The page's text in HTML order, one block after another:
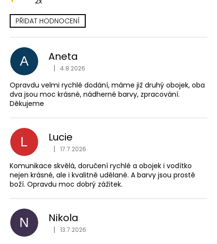
PŘIDAT HODNOCENÍ
V
ý
p
i
s
h
o
d
n
o
c
e
n
í
A Aneta
Hodnocení
| 4.8.2026
Opravdu velmi rychlé dodání, máme již druhý obojek, oba
dva jsou moc krásné, nádherné barvy, zpracování.
Děkujeme
L Lucie
Hodnocení
| 17.7.2026
Komunikace skvělá, doručení rychlé a obojek i vodítko
nejen krásné, ale i kvalitně udělané. A barvy jsou prostě
boží. Opravdu moc dobrý zážitek.
N Nikola
Hodnocení
| 13.7.2026
a
j
í
t
?
D
o
p
o
r
u
č
u